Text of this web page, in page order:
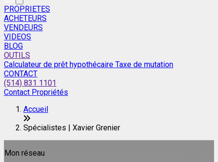
PROPRIETES
ACHETEURS
VENDEURS
VIDEOS
BLOG
OUTILS
Calculateur de prêt hypothécaire Taxe de mutation
CONTACT
(514) 831 1101
Contact Propriétés
Accueil
Spécialistes | Xavier Grenier
Mon réseau